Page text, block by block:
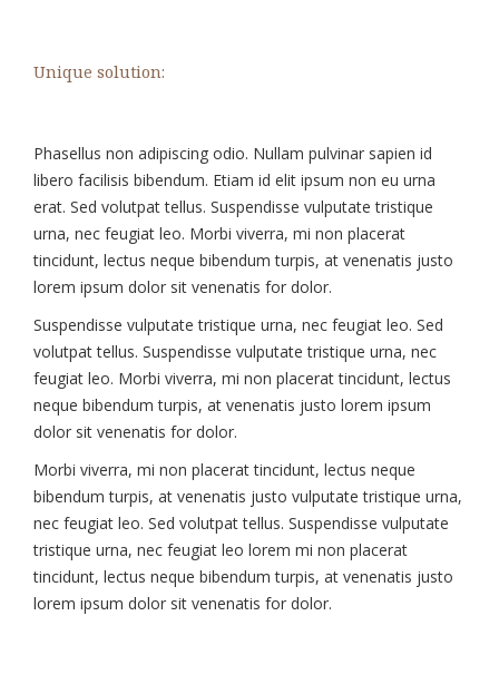
Unique solution:
Phasellus non adipiscing odio. Nullam pulvinar sapien id
libero facilisis bibendum. Etiam id elit ipsum non eu urna
erat. Sed volutpat tellus. Suspendisse vulputate tristique
urna, nec feugiat leo. Morbi viverra, mi non placerat
tincidunt, lectus neque bibendum turpis, at venenatis justo
lorem ipsum dolor sit venenatis for dolor.
Suspendisse vulputate tristique urna, nec feugiat leo. Sed
volutpat tellus. Suspendisse vulputate tristique urna, nec
feugiat leo. Morbi viverra, mi non placerat tincidunt, lectus
neque bibendum turpis, at venenatis justo lorem ipsum
dolor sit venenatis for dolor.
Morbi viverra, mi non placerat tincidunt, lectus neque
bibendum turpis, at venenatis justo vulputate tristique urna,
nec feugiat leo. Sed volutpat tellus. Suspendisse vulputate
tristique urna, nec feugiat leo lorem mi non placerat
tincidunt, lectus neque bibendum turpis, at venenatis justo
lorem ipsum dolor sit venenatis for dolor.